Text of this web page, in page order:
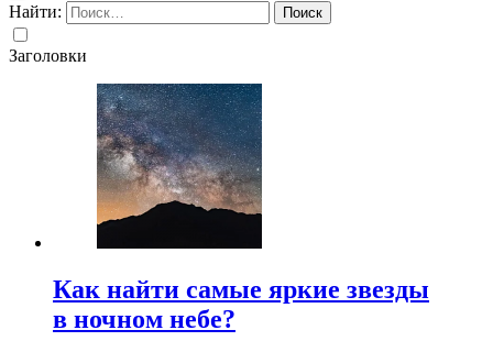
Найти:
Заголовки
Как найти самые яркие звезды
в ночном небе?